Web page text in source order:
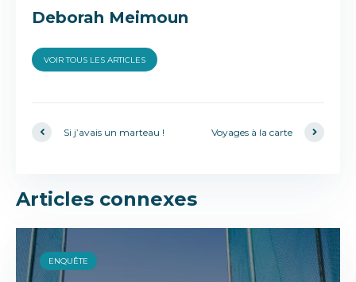
Deborah Meimoun
VOIR TOUS LES ARTICLES
Si j’avais un marteau ! Voyages à la carte
Articles connexes
ENQUÊTE